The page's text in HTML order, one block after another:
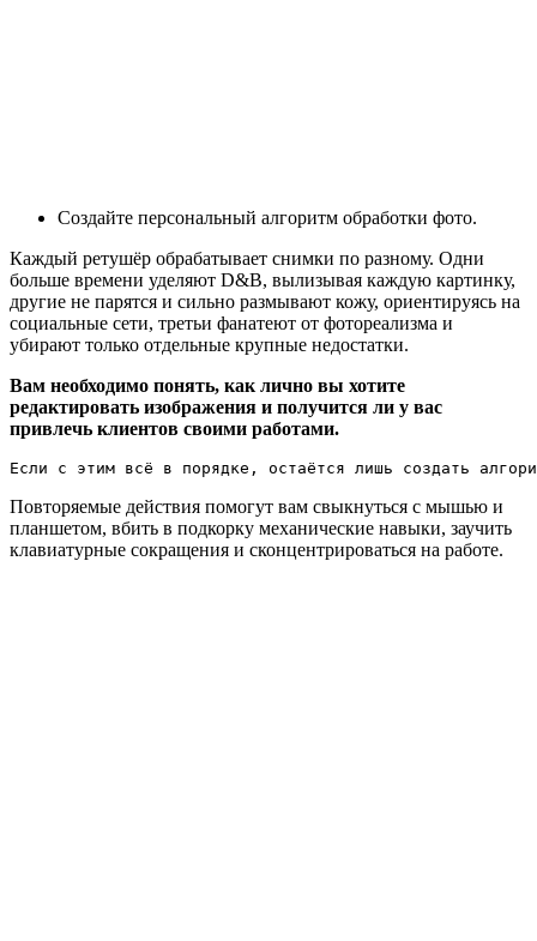
Создайте персональный алгоритм обработки фото.
Каждый ретушёр обрабатывает снимки по разному. Одни
больше времени уделяют D&B, вылизывая каждую картинку,
другие не парятся и сильно размывают кожу, ориентируясь на
социальные сети, третьи фанатеют от фотореализма и
убирают только отдельные крупные недостатки.
Вам необходимо понять, как лично вы хотите
редактировать изображения и получится ли у вас
привлечь клиентов своими работами.
Если с этим всё в порядке, остаётся лишь создать
Повторяемые действия помогут вам свыкнуться с мышью и
планшетом, вбить в подкорку механические навыки, заучить
клавиатурные сокращения и сконцентрироваться на работе.